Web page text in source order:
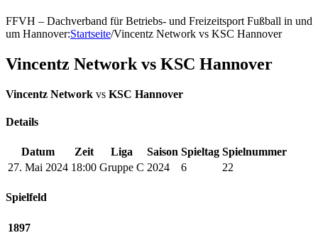
FFVH – Dachverband für Betriebs- und Freizeitsport Fußball in und
um Hannover:Startseite/Vincentz Network vs KSC Hannover
Vincentz Network vs KSC Hannover
Vincentz Network vs KSC Hannover
Details
Datum Zeit Liga Saison Spieltag Spielnummer
27. Mai 2024 18:00 Gruppe C 2024 6 22
Spielfeld
1897